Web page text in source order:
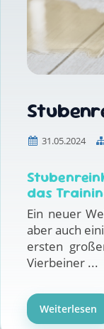
31.05.2024
das
Ein neuer
aber auch
ersten
Vierbeiner ...
Weiterlesen